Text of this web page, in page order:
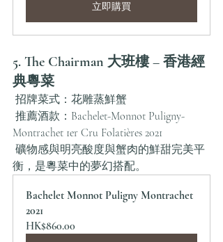
立即購買
5. The Chairman 大班樓 – 香港經
典粵菜
招牌菜式：花雕蒸鮮蟹
Montrachet 1er Cru Folatières 2021
衡，是粵菜中的夢幻搭配。
Bachelet Monnot Puligny Montrachet
2021
HK$860.00